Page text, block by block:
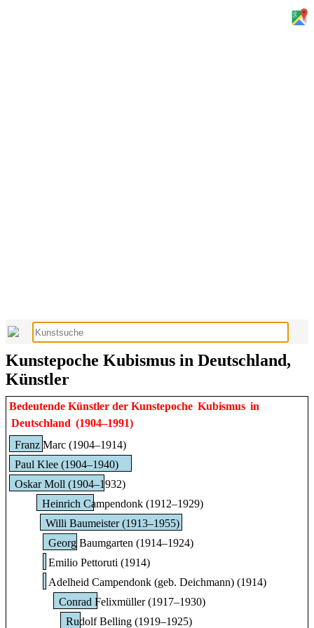
Kunstepoche Kubismus in Deutschland,
Künstler
Bedeutende Künstler der Kunstepoche Kubismus in
Deutschland (1904–1991)
Franz Marc (1904–1914)
Paul Klee (1904–1940)
Oskar Moll (1904–1932)
Heinrich Campendonk (1912–1929)
Willi Baumeister (1913–1955)
Georg Baumgarten (1914–1924)
Emilio Pettoruti (1914)
Adelheid Campendonk (geb. Deichmann) (1914)
Conrad Felixmüller (1917–1930)
Rudolf Belling (1919–1925)